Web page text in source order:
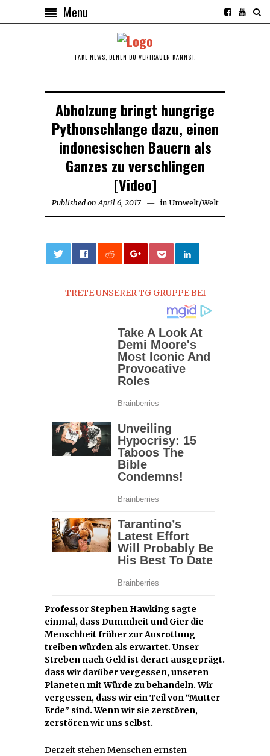
Menu
FAKE NEWS, DENEN DU VERTRAUEN KANNST.
Abholzung bringt hungrige
Pythonschlange dazu, einen
indonesischen Bauern als
Ganzes zu verschlingen
[Video]
Published on April 6, 2017April in Umwelt/Welt
TRETE UNSERER TG GRUPPE BEI
Professor Stephen Hawking sagte
einmal, dass Dummheit und Gier die
Menschheit früher zur Ausrottung
treiben würden als erwartet. Unser
Streben nach Geld ist derart ausgeprägt.
dass wir darüber vergessen, unseren
Planeten mit Würde zu behandeln. Wir
vergessen, dass wir ein Teil von “Mutter
Erde” sind. Wenn wir sie zerstören,
zerstören wir uns selbst.
Derzeit stehen Menschen ernsten